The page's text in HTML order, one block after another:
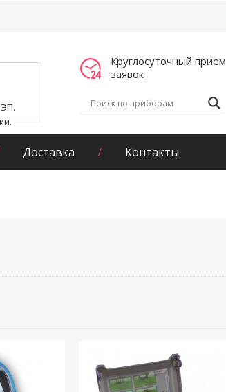
Круглосуточный прием
заявок
Доставка Контакты